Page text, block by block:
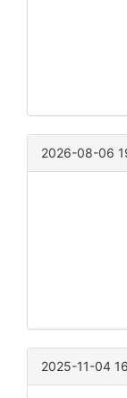
2026-08-06
2025-11-04